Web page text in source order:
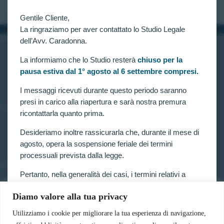
Diamo valore alla tua privacy
Utilizziamo i cookie per migliorare la tua esperienza di navigazione,
Gentile Cliente,
La ringraziamo per aver contattato lo Studio Legale
dell’Avv. Caradonna.
La informiamo che lo Studio resterà chiuso per la
pausa estiva dal 1° agosto al 6 settembre compresi.
I messaggi ricevuti durante questo periodo saranno
presi in carico alla riapertura e sarà nostra premura
ricontattarla quanto prima.
Desideriamo inoltre rassicurarla che, durante il mese di
agosto, opera la sospensione feriale dei termini
processuali prevista dalla legge.
Pertanto, nella generalità dei casi, i termini relativi a
processuali, compresi quelli dinanzi al TAR, sono
sospesi.
INFORMAZIONI
Chi siamo
Contatti
LINK UTILI
Privacy e Cookie Policy
Concorsi pubblici
Pubblico impiego
Contratti con la pubblica amministrazione